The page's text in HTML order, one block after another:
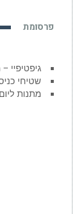
פרסומת
גיפטיפיי
שטיחי
מתנות